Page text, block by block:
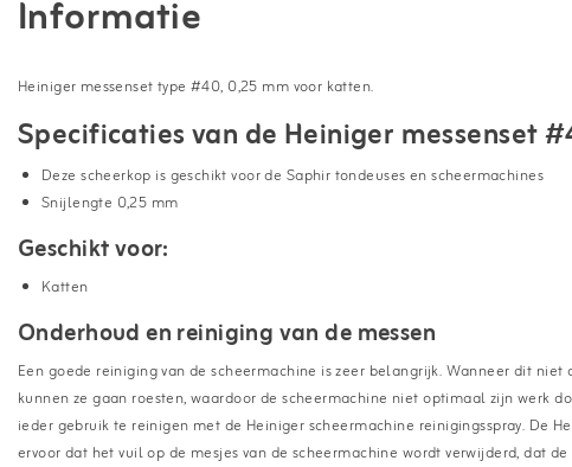
Informatie
Heiniger messenset type #40, 0,25 mm voor katten.
Specificaties van de Heiniger messenset
Deze scheerkop is geschikt voor de Saphir tondeuses en scheermachines
Snijlengte 0,25 mm
Geschikt voor:
Katten
Onderhoud en reiniging van de messen
Een goede reiniging van de scheermachine is zeer belangrijk. Wanneer dit
kunnen ze gaan roesten, waardoor de scheermachine niet optimaal zijn werk
ieder gebruik te reinigen met de Heiniger scheermachine reinigingsspray. De
ervoor dat het vuil op de mesjes van de scheermachine wordt verwijderd, dat